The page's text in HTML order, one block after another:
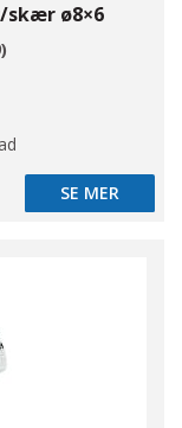
ø8×6
SE MER
SE MER